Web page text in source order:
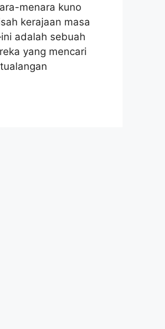
menara kuno
kerajaan masa
adalah sebuah
yang mencari